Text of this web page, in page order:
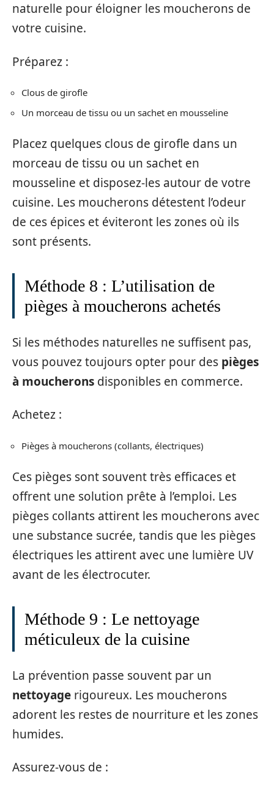
naturelle pour éloigner les moucherons de
votre cuisine.
Préparez :
Clous de girofle
Un morceau de tissu ou un sachet en mousseline
Placez quelques clous de girofle dans un
morceau de tissu ou un sachet en
mousseline et disposez-les autour de votre
cuisine. Les moucherons détestent l’odeur
de ces épices et éviteront les zones où ils
sont présents.
Méthode 8 : L’utilisation de
pièges à moucherons achetés
Si les méthodes naturelles ne suffisent pas,
vous pouvez toujours opter pour des pièges
à moucherons disponibles en commerce.
Achetez :
Pièges à moucherons (collants, électriques)
Ces pièges sont souvent très efficaces et
offrent une solution prête à l’emploi. Les
pièges collants attirent les moucherons avec
une substance sucrée, tandis que les pièges
électriques les attirent avec une lumière UV
avant de les électrocuter.
Méthode 9 : Le nettoyage
méticuleux de la cuisine
La prévention passe souvent par un
nettoyage rigoureux. Les moucherons
adorent les restes de nourriture et les zones
humides.
Assurez-vous de :